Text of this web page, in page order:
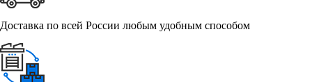
Доставка по всей России любым удобным способом